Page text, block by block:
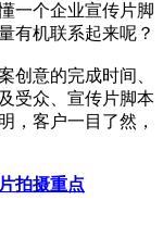
一个企业宣传片脚
有机联系起来呢？
创意的完成时间、
受众、宣传片脚本
，客户一目了然，
拍摄重点